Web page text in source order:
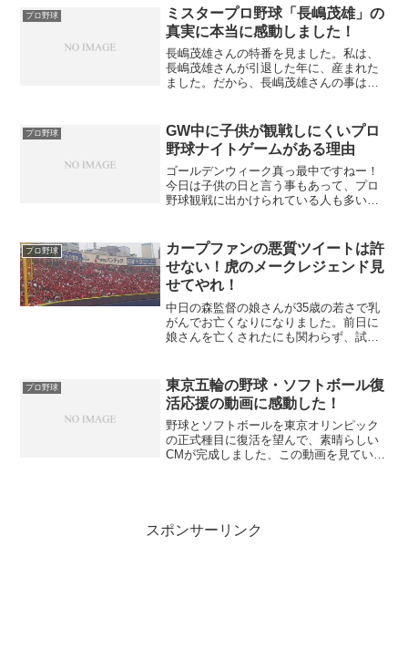
詳しくは知りませんでした。今回の放送
で、いかに江夏の2...
プロ野球
ミスタープロ野球「長嶋茂雄」の
真実に本当に感動しました！
長嶋茂雄さんの特番を見ました。私は、
長嶋茂雄さんが引退した年に、産まれた
ました。だから、長嶋茂雄さんの事は、
知りませんでした。
プロ野球
GW中に子供が観戦しにくいプロ
野球ナイトゲームがある理由
ゴールデンウィーク真っ最中ですねー！
今日は子供の日と言う事もあって、プロ
野球観戦に出かけられている人も多いよ
ています。
プロ野球
カープファンの悪質ツイートは許
せない！虎のメークレジェンド見
せてやれ！
中日の森監督の娘さんが35歳の若さで乳
がんでお亡くなりになりました。前日に
娘さんを亡くされたにも関わらず、試合
し、この森監督の娘さんの死について、
ある広島ファンの方が暴言...
プロ野球
東京五輪の野球・ソフトボール復
活応援の動画に感動した！
野球とソフトボールを東京オリンピック
の正式種目に復活を望んで、素晴らしい
CMが完成しました、この動画を見ている
スポンサーリンク